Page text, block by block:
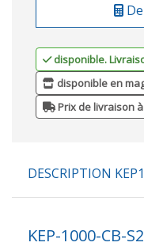
disponible.
disponible en
Prix de livraison
DESCRIPTION
KEP-1000-CB-S2